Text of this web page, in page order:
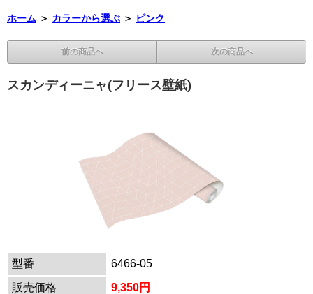
ホーム ＞ カラーから選ぶ ＞ ピンク
前の商品へ 次の商品へ
スカンディーニャ(フリース壁紙)
型番
6466-05
販売価格
9,350円